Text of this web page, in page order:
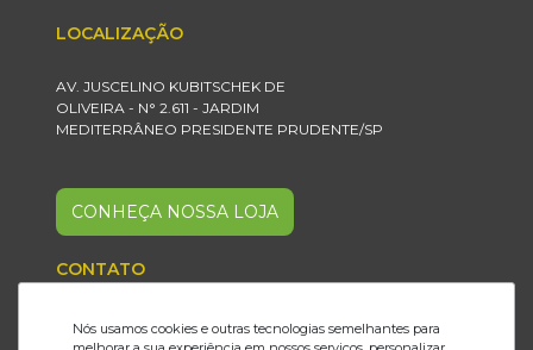
LOCALIZAÇÃO
AV. JUSCELINO KUBITSCHEK DE
OLIVEIRA - N° 2.611 - JARDIM
MEDITERRÂNEO PRESIDENTE PRUDENTE/SP
CONHEÇA NOSSA LOJA
CONTATO
18 2101.6199
Nós usamos cookies e outras tecnologias semelhantes para